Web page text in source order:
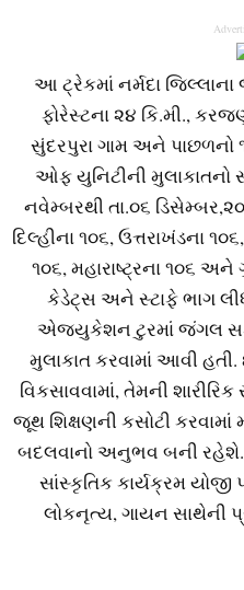
આ ટ્રેકમાં નર્મદા જિલ્લાના
ફોરેસ્ટના ૨૪ કિ.મી.,
સુંદરપુરા ગામ અને પાછળનો
ઓફ યુનિટીની મુલાકાતનો
નવેમ્બરથી તા.૦૬
દિલ્હીના ૧૦૬, ઉત્તરાખંડના
૧૦૬, મહારાષ્ટ્રના ૧૦૬
કેડેટ્સ અને સ્ટાફે ભાગ
એજ્યુકેશન ટુરમાં જંગલ
મુલાકાત કરવામાં આવી
વિકસાવવામાં, તેમની
જૂથ શિક્ષણની કસોટી
બદલવાનો અનુભવ બની રહેશે.
સાંસ્કૃતિક કાર્યક્રમ યોજી
લોકનૃત્ય, ગાયન સાથેની